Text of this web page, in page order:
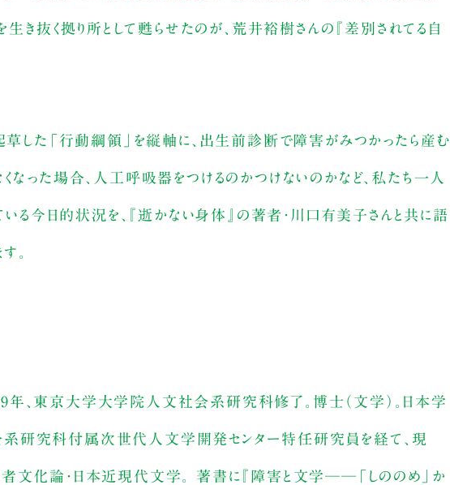
生き抜く拠り所として甦らせたのが、荒井裕樹さんの『差別されてる自
草した「行動綱領」を縦軸に、出生前診断で障害がみつかったら産む
った場合、人工呼吸器をつけるのかつけないのかなど、私たち一人
いる今日的状況を、『逝かない身体』の著者・川口有美子さんと共に語
。
、東京大学大学院人文社会系研究科修了。博士（文学）。日本学
研究科付属次世代人文学開発センター特任研究員を経て、現
化論・日本近現代文学。 著書に『障害と文学──「しののめ」か